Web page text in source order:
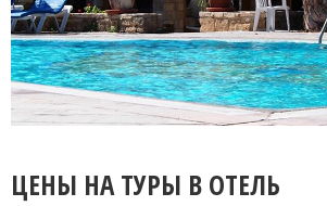
ЦЕНЫ НА ТУРЫ В ОТЕЛЬ